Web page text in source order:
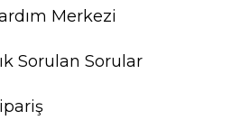
Merkezi
Sorulan Sorular